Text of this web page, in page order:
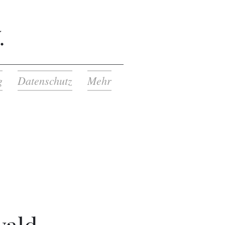
Datenschutz Mehr